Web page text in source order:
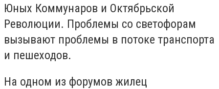
Юных Коммунаров и Октябрьской
Революции. Проблемы со светофорам
вызывают проблемы в потоке транспорта
и пешеходов.
На одном из форумов жилец